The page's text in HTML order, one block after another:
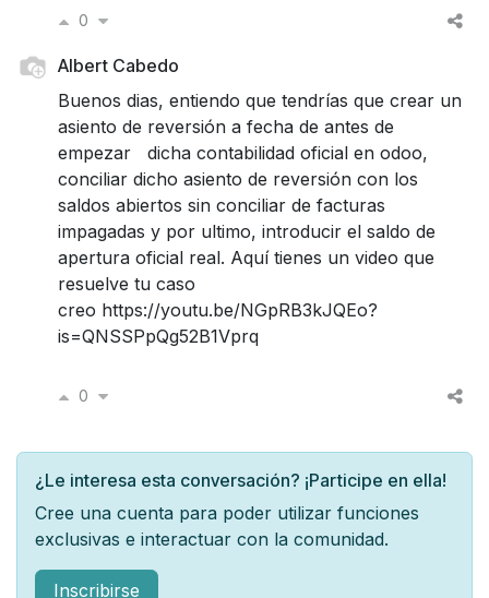
0
Albert Cabedo
Buenos dias, entiendo que tendrías que crear un
asiento de reversión a fecha de antes de
empezar dicha contabilidad oficial en odoo,
conciliar dicho asiento de reversión con los
saldos abiertos sin conciliar de facturas
impagadas y por ultimo, introducir el saldo de
apertura oficial real. Aquí tienes un video que
resuelve tu caso
creo https://youtu.be/NGpRB3kJQEo?
is=QNSSPpQg52B1Vprq
0
¿Le interesa esta conversación? ¡Participe en ella!
Cree una cuenta para poder utilizar funciones
exclusivas e interactuar con la comunidad.
Inscribirse